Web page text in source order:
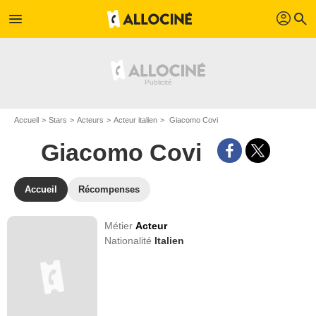
menu profil search
Accueil Stars Acteurs Acteur italien Giacomo Covi
Giacomo Covi
Accueil Récompenses
MétierActeur
Nationalité Italien